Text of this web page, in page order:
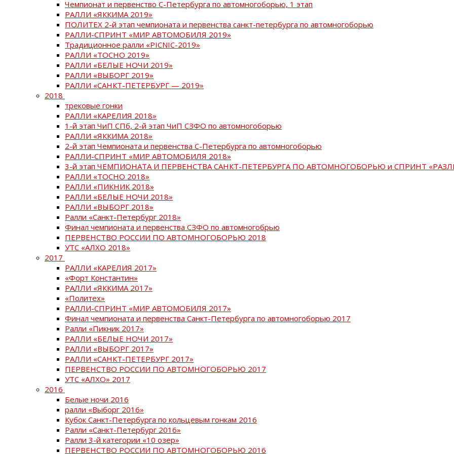
Чемпионат и первенство С-Петербурга по автомногоборью, 1 этап
РАЛЛИ «ЯККИМА 2019»
ПОЛИТЕХ 2-й этап чемпионата и первенства санкт-петербурга по автомногоборью
РАЛЛИ-СПРИНТ «МИР АВТОМОБИЛЯ 2019»
Традиционное ралли «PICNIC-2019»
РАЛЛИ «ТОСНО 2019»
РАЛЛИ «БЕЛЫЕ НОЧИ 2019»
РАЛЛИ «ВЫБОРГ 2019»
РАЛЛИ «САНКТ-ПЕТЕРБУРГ — 2019»
2018
трековые гонки
РАЛЛИ «КАРЕЛИЯ 2018»
1-й этап ЧиП СПб, 2-й этап ЧиП СЗФО по автомногоборью
РАЛЛИ «ЯККИМА 2018»
2-й этап Чемпионата и первенства С-Петербурга по автомногоборью
РАЛЛИ-СПРИНТ «МИР АВТОМОБИЛЯ 2018»
3-й этап ЧЕМПИОНАТА И ПЕРВЕНСТВА САНКТ-ПЕТЕРБУРГА ПО АВТОМНОГОБОРЬЮ и СПРИНТ
РАЛЛИ «ТОСНО 2018»
РАЛЛИ «ПИКНИК 2018»
РАЛЛИ «БЕЛЫЕ НОЧИ 2018»
РАЛЛИ «ВЫБОРГ 2018»
Ралли «Санкт-Петербург 2018»
Финал чемпионата и первенства СЗФО по автомногобрью
ПЕРВЕНСТВО РОССИИ ПО АВТОМНОГОБОРЬЮ 2018
УТС «АЛХО 2018»
2017
РАЛЛИ «КАРЕЛИЯ 2017»
«Форт Константин»
РАЛЛИ «ЯККИМА 2017»
«Политех»
РАЛЛИ-СПРИНТ «МИР АВТОМОБИЛЯ 2017»
Финал чемпионата и первенства Санкт-Петербурга по автомногоборью 2017
Ралли «Пикник 2017»
РАЛЛИ «БЕЛЫЕ НОЧИ 2017»
РАЛЛИ «ВЫБОРГ 2017»
РАЛЛИ «САНКТ-ПЕТЕРБУРГ 2017»
ПЕРВЕНСТВО РОССИИ ПО АВТОМНОГОБОРЬЮ 2017
УТС «АЛХО» 2017
2016
Белые ночи 2016
ралли «Выборг 2016»
Кубок Санкт-Петербурга по кольцевым гонкам 2016
Ралли «Санкт-Петербург 2016»
Ралли 3-й категории «10 озер»
ПЕРВЕНСТВО РОССИИ ПО АВТОМНОГОБОРЬЮ 2016